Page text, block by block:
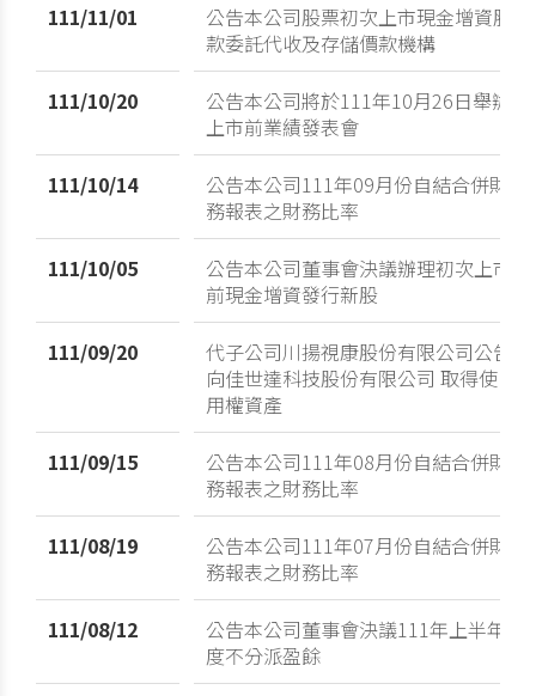
111/11/01
公告本公司股票初次上市現金增資股
款委託代收及存儲價款機構
111/10/20
公告本公司將於111年10月26日舉辦
上市前業績發表會
111/10/14
公告本公司111年09月份自結合併財
務報表之財務比率
111/10/05
公告本公司董事會決議辦理初次上市
前現金增資發行新股
111/09/20
代子公司川揚視康股份有限公司公告
向佳世達科技股份有限公司 取得使
用權資產
111/09/15
公告本公司111年08月份自結合併財
務報表之財務比率
111/08/19
公告本公司111年07月份自結合併財
務報表之財務比率
111/08/12
公告本公司董事會決議111年上半年
度不分派盈餘